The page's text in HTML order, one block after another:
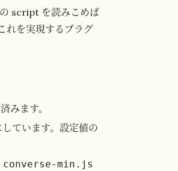
script を読みこめば
れを実現するプラグ
みます。
ています。設定値の
converse-min.js